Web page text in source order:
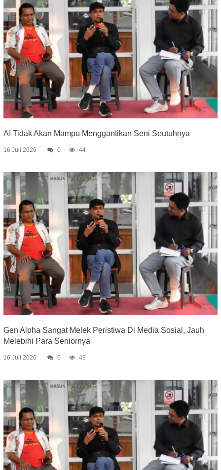
AI Tidak Akan Mampu Menggantikan Seni Seutuhnya
16 Juli 2026 0 44
Gen Alpha Sangat Melek Peristiwa Di Media Sosial, Jauh
Melebihi Para Seniornya
16 Juli 2026 0 49